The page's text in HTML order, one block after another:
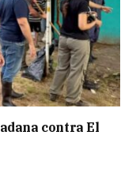
contra El